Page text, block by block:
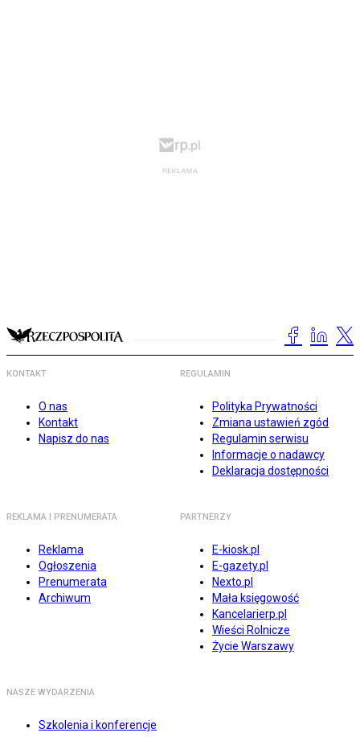
KONTAKT
O nas
Kontakt
Napisz do nas
REGULAMIN
Polityka Prywatności
Zmiana ustawień zgód
Regulamin serwisu
Informacje o nadawcy
Deklaracja dostępności
REKLAMA I PRENUMERATA
Reklama
Ogłoszenia
Prenumerata
Archiwum
PARTNERZY
E-kiosk.pl
E-gazety.pl
Nexto.pl
Mała księgowość
Kancelarierp.pl
Wieści Rolnicze
Życie Warszawy
NASZE WYDARZENIA
Szkolenia i konferencje